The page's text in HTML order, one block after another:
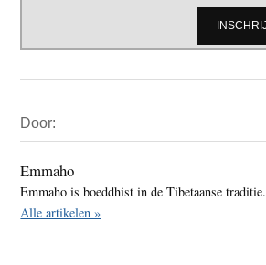
Sidebar
Door:
Emmaho
Emmaho is boeddhist in de Tibetaanse traditie.
Alle artikelen »